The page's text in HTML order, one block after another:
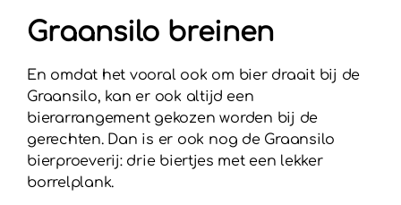
Graansilo breinen
En omdat het vooral ook om bier draait bij de
Graansilo, kan er ook altijd een
bierarrangement gekozen worden bij de
gerechten. Dan is er ook nog de Graansilo
bierproeverij: drie biertjes met een lekker
borrelplank.